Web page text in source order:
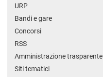
URP
Bandi e gare
Concorsi
RSS
Amministrazione trasparente
Siti tematici